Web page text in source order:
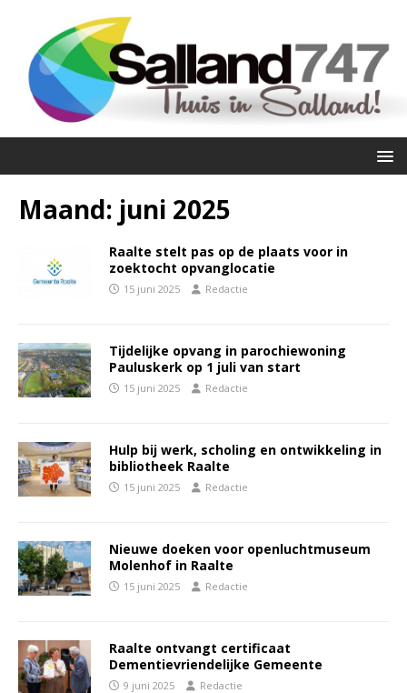
Maand: juni 2025
Raalte stelt pas op de plaats voor in
zoektocht opvanglocatie
15 juni 2025 Redactie
Tijdelijke opvang in parochiewoning
Pauluskerk op 1 juli van start
15 juni 2025 Redactie
Hulp bij werk, scholing en ontwikkeling in
bibliotheek Raalte
15 juni 2025 Redactie
Nieuwe doeken voor openluchtmuseum
Molenhof in Raalte
15 juni 2025 Redactie
Raalte ontvangt certificaat
Dementievriendelijke Gemeente
9 juni 2025 Redactie